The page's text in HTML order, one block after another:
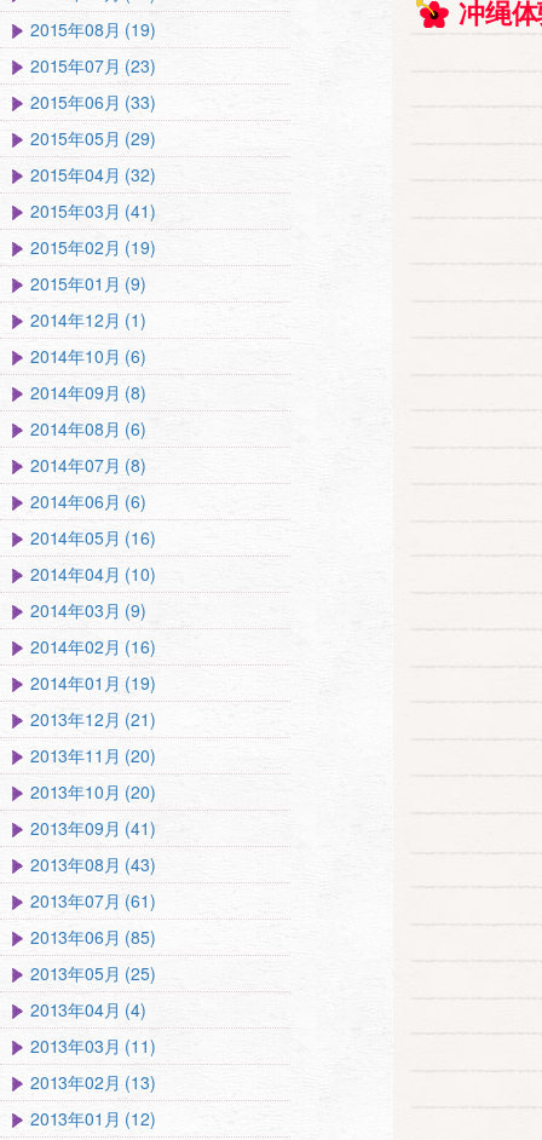
冲绳
2015年08月 (19)
2015年07月 (23)
2015年06月 (33)
2015年05月 (29)
2015年04月 (32)
2015年03月 (41)
2015年02月 (19)
2015年01月 (9)
2014年12月 (1)
2014年10月 (6)
2014年09月 (8)
2014年08月 (6)
2014年07月 (8)
2014年06月 (6)
2014年05月 (16)
2014年04月 (10)
2014年03月 (9)
2014年02月 (16)
2014年01月 (19)
2013年12月 (21)
2013年11月 (20)
2013年10月 (20)
2013年09月 (41)
2013年08月 (43)
2013年07月 (61)
2013年06月 (85)
2013年05月 (25)
2013年04月 (4)
2013年03月 (11)
2013年02月 (13)
2013年01月 (12)